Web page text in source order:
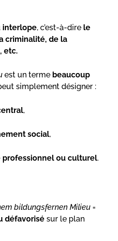
interlope, c’est-à-dire le
criminalité, de la
etc.
est un terme beaucoup
simplement désigner :
,
social,
professionnel ou culturel.
bildungsfernen Milieu =
défavorisé sur le plan